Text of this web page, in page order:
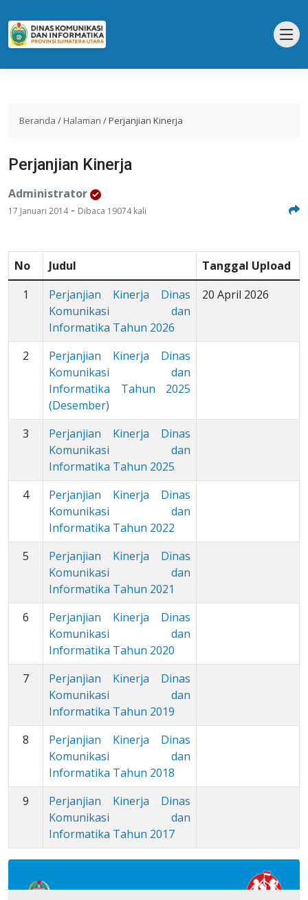
Beranda / Halaman /Perjanjian Kinerja
Perjanjian Kinerja
Administrator
17 Januari 2014- Dibaca 19074 kali
No Judul
Tanggal Upload
1
Perjanjian Kinerja Dinas
Komunikasi dan
Informatika Tahun 2026
20 April 2026
2
Perjanjian Kinerja Dinas
Komunikasi dan
Informatika Tahun 2025
(Desember)
3
Perjanjian Kinerja Dinas
Komunikasi dan
Informatika Tahun 2025
4
Perjanjian Kinerja Dinas
Komunikasi dan
Informatika Tahun 2022
5
Perjanjian Kinerja Dinas
Komunikasi dan
Informatika Tahun 2021
6
Perjanjian Kinerja Dinas
Komunikasi dan
Informatika Tahun 2020
7
Perjanjian Kinerja Dinas
Komunikasi dan
Informatika Tahun 2019
8
Perjanjian Kinerja Dinas
Komunikasi dan
Informatika Tahun 2018
9
Perjanjian Kinerja Dinas
Komunikasi dan
Informatika Tahun 2017